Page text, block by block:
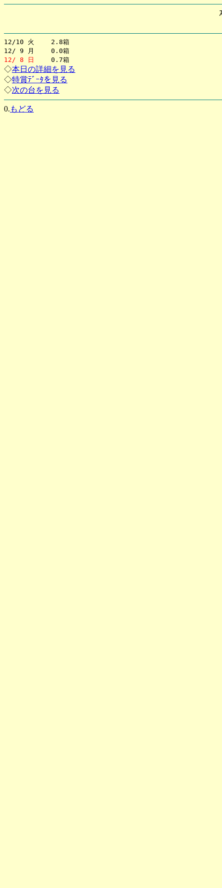
12/10 火 2.8箱
12/ 9 月 0.0箱
12/ 8 日
0.7箱
◇本日の詳細を見る
◇特賞ﾃﾞｰﾀを見る
◇次の台を見る
0. もどる